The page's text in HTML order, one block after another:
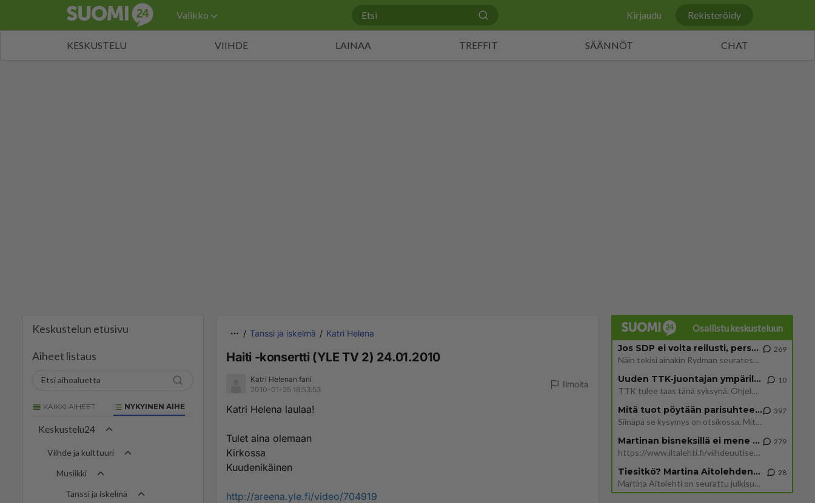
Valikko Kirjaudu Rekisteröidy
KESKUSTELU VIIHDE LAINAA TREFFIT SÄÄNNÖT CHAT
Keskustelun etusivu
Aiheet listaus
KAIKKI AIHEET NYKYINEN AIHE
Keskustelu24
Viihde ja kulttuuri
Musiikki
Tanssi ja iskelmä
Tanssi ja iskelmä Katri Helena
Haiti -konsertti (YLE TV 2) 24.01.2010
Katri Helenan fani
2010-01-25 18:53:53
Ilmoita
Katri Helena laulaa!
Tulet aina olemaan
Kirkossa
Kuudenikäinen
http://areena.yle.fi/video/704919
Osallistu keskusteluun
Jos SDP ei voita reilusti, persut kumoavat demokratian Suomesta
Näin tekisi ainakin Rydman seuratessaan idolinsa Trumpin mallia https://www.is.fi/politiikka/art-2000012187244.html
269
Uuden TTK-juontajan ympärillä epätietoisuus sakenee - Nyt MTV hämmentää soppaa
TTK tulee taas tänä syksynä. Ohjelman uudet tähtioppilaat julkistetaan torstaina 6. elokuuta klo 14 alkavassa lehdistö
10
Mitä tuot pöytään parisuhteessa?
Siinäpä se kysymys on otsikossa. Mitäpä siis tuot/toisit pöytään parisuhteessa? Oletko mies vai nainen? Koetko sen mitä
397
Martinan bisneksillä ei mene hyvin
https://www.iltalehti.fi/viihdeuutiset/a/c46da6ab-340f-4790-aaa7-0865eed2336 Yrityksen konkurssihakemus on tullut kärä
279
Tiesitkö? Martina Aitolehden isäpuoli on tämä suosittu laulaja
Martina Aitolehti on seurattu julkisuuden henkilö. Lähipiiriin mahtuu muitakin tunnettuja henkilöitä. Tiesitkö, että Ma
28